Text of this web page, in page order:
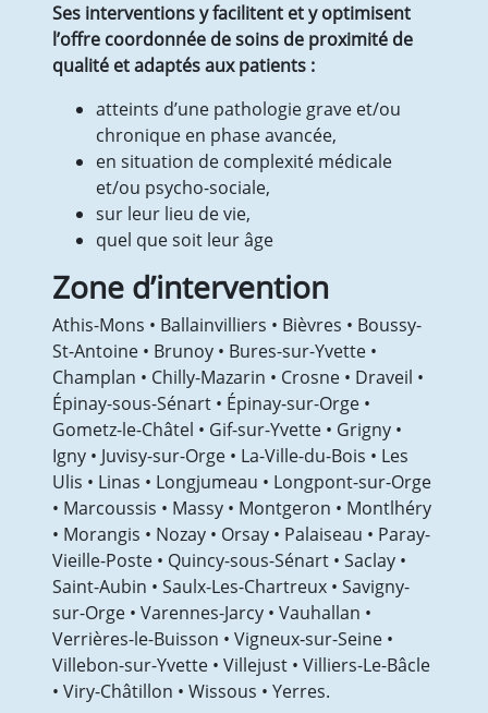
Qu’est-ce que l’APA ?
Pourquoi pratiquer de l’Activité Physique
Adaptée (APA)?
Séances individuelles ou collectives
d’activités physiques adaptées pour TOUS
Groupe de gym-équilibre sénior
Séances collectives ou individuelles pour
personnes en surpoids/ obésité (en
processus ou non de chirurgie bariatrique)
Séances collectives ou individuelles pour
personnes post-Covid 19
Politique qualité et RGPD
NEPALE : SOINS PALLIATIFS A DOMICILE
L’équipe
NEPALE : les actions de l’EMTA-SP
Les actions de formations
L’analyse des pratiques et éthique
Documents et liens
Documents pour tous
Documents professionnels
Fiches pratiques
Partenaires de travail
Nous contacter
Recrutements
Actualités
Contact
Ses interventions y facilitent et y optimisent
l’offre coordonnée de soins de proximité de
qualité et adaptés aux patients :
atteints d’une pathologie grave et/ou
chronique en phase avancée,
en situation de complexité médicale
et/ou psycho-sociale,
sur leur lieu de vie,
quel que soit leur âge
Zone d’intervention
Athis-Mons • Ballainvilliers • Bièvres • Boussy-
St-Antoine • Brunoy • Bures-sur-Yvette •
Champlan • Chilly-Mazarin • Crosne • Draveil •
Épinay-sous-Sénart • Épinay‑sur-Orge •
Gometz-le-Châtel • Gif-sur-Yvette • Grigny •
Igny • Juvisy-sur-Orge • La-Ville-du-Bois • Les
Ulis • Linas • Longjumeau • Longpont-sur-Orge
• Marcoussis • Massy • Montgeron • Montlhéry
• Morangis • Nozay • Orsay • Palaiseau • Paray-
Vieille-Poste • Quincy-sous-Sénart • Saclay •
Saint-Aubin • Saulx-Les-Chartreux • Savigny-
sur-Orge • Varennes-Jarcy • Vauhallan •
Verrières-le-Buisson • Vigneux‑sur-Seine •
Villebon-sur-Yvette • Villejust • Villiers-Le-Bâcle
• Viry-Châtillon • Wissous • Yerres.